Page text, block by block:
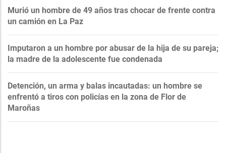
Murió un hombre de 49 años tras chocar de frente contra
un camión en La Paz
Imputaron a un hombre por abusar de la hija de su pareja;
la madre de la adolescente fue condenada
Detención, un arma y balas incautadas: un hombre se
enfrentó a tiros con policías en la zona de Flor de
Maroñas